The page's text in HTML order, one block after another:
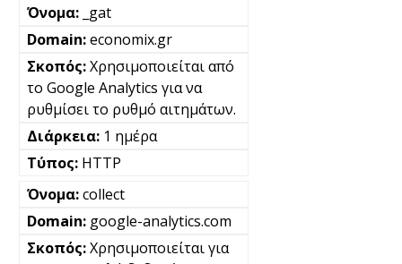
_gat
economix.gr
Χρησιμοποιείται από
το Google Analytics για να
ρυθμίσει το ρυθμό αιτημάτων.
1 ημέρα
HTTP
collect
google-analytics.com
Χρησιμοποιείται για